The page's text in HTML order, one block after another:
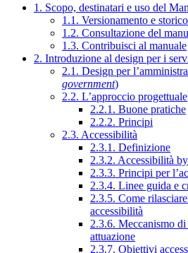
1. Scopo, destinatari e uso del
1.1. Versionamento e storico
1.2. Consultazione del
1.3. Contribuisci al manuale
2. Introduzione al design per i
2.1. Design per
government)
2.2. L’approccio progettuale
2.2.1. Buone pratiche
2.2.2. Principi
2.3. Accessibilità
2.3.1. Definizione
2.3.2. Accessibilità
2.3.3. Principi per
2.3.4. Linee guida e
2.3.5. Come
accessibilità
2.3.6. Meccanismo
attuazione
2.3.7. Obiettivi